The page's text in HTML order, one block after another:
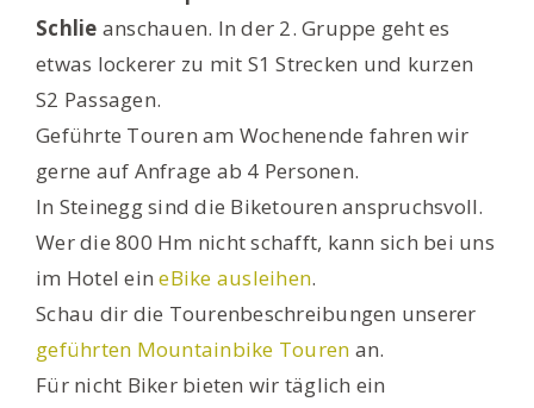
Schlie anschauen. In der 2. Gruppe geht es
etwas lockerer zu mit S1 Strecken und kurzen
S2 Passagen.
Geführte Touren am Wochenende fahren wir
gerne auf Anfrage ab 4 Personen.
In Steinegg sind die Biketouren anspruchsvoll.
Wer die 800 Hm nicht schafft, kann sich bei uns
im Hotel eineBike ausleihen.
Schau dir die Tourenbeschreibungen unserer
geführten Mountainbike Touren an.
Für nicht Biker bieten wir täglich ein